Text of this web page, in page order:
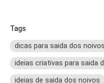
Tags
dicas para saida dos noivos
ideias criativas para saida
ideias de saida dos noivos